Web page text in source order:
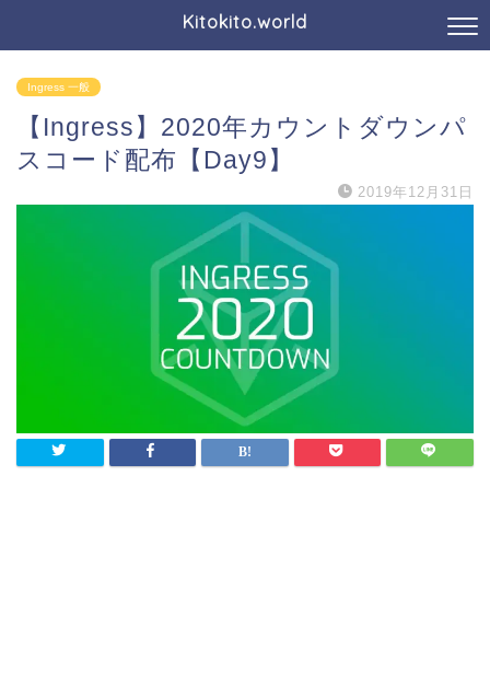
Kitokito.world
Ingress 一般
【Ingress】2020年カウントダウンパ
スコード配布【Day9】
2019年12月31日